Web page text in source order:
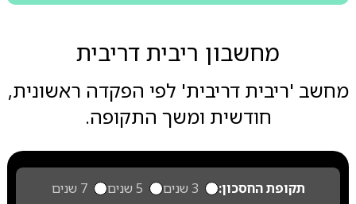
מחשבון ריבית דריבית
מחשב 'ריבית דריבית' לפי הפקדה ראשונית,
חודשית ומשך התקופה.
תקופת החסכון: 3 שנים 5 שנים
7 שנים